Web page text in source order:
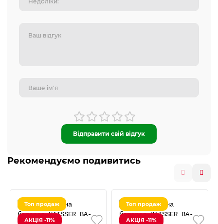
Відправити свій відгук
Рекомендуємо подивитись
Топ продаж
АКЦІЯ -11%
Топ продаж
АКЦІЯ -11%